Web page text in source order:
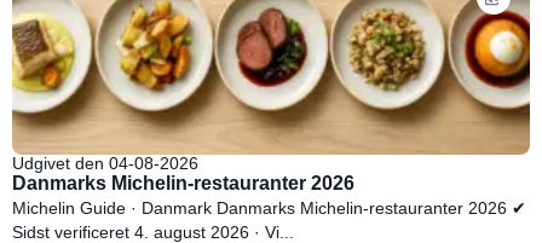
Udgivet den 04-08-2026
Danmarks Michelin-restauranter 2026
Michelin Guide · Danmark Danmarks Michelin-restauranter 2026 ✔
Sidst verificeret 4. august 2026 · Vi...